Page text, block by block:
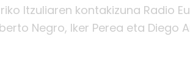
Itzuliaren kontakizuna Radio
Negro, Iker Perea eta Diego